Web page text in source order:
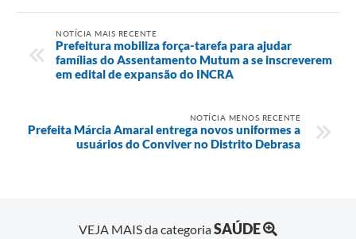
NOTÍCIA MAIS RECENTE
Prefeitura mobiliza força-tarefa para ajudar
famílias do Assentamento Mutum a se inscreverem
em edital de expansão do INCRA
NOTÍCIA MENOS RECENTE
Prefeita Márcia Amaral entrega novos uniformes a
usuários do Conviver no Distrito Debrasa
VEJA MAIS da categoriaSAÚDE